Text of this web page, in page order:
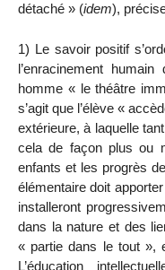
détaché » (idem),
1) Le savoir positif
l’enracinement
homme « le théâtre
s’agit que l’élève «
extérieure, à laquelle
cela de façon plus ou
enfants et les progrès
élémentaire doit
installeront
dans la nature et des
« partie dans le tout »,
L’éducation